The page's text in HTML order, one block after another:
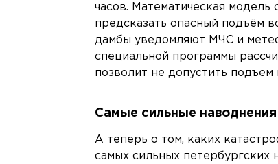
часов. Математическая
предсказать опасный подъём
дамбы уведомляют МЧС и
специальной программы
позволит не допустить
Самые сильные
А теперь о том, каких
самых сильных петербургских